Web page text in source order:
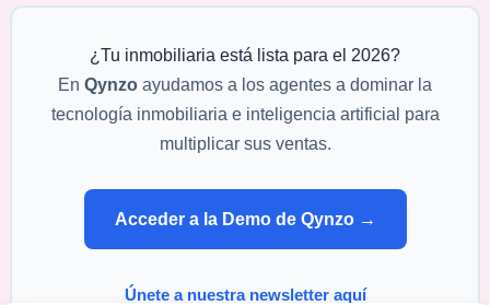
¿Tu inmobiliaria está lista para el 2026?
En Qynzo ayudamos a los agentes a dominar la
tecnología inmobiliaria e inteligencia artificial para
multiplicar sus ventas.
Acceder a la Demo de Qynzo →
Únete a nuestra newsletter aquí